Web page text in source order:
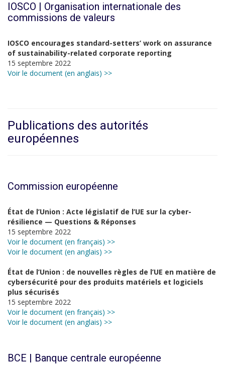
IOSCO | Organisation internationale des
commissions de valeurs
IOSCO encourages standard-setters’ work on assurance
of sustainability-related corporate reporting
15 septembre 2022
Voir le document (en anglais) >>
Publications des autorités
européennes
Commission européenne
État de l’Union : Acte législatif de l’UE sur la cyber-
résilience — Questions & Réponses
15 septembre 2022
Voir le document (en français) >>
Voir le document (en anglais) >>
État de l’Union : de nouvelles règles de l’UE en matière de
cybersécurité pour des produits matériels et logiciels
plus sécurisés
15 septembre 2022
Voir le document (en français) >>
Voir le document (en anglais) >>
BCE | Banque centrale européenne